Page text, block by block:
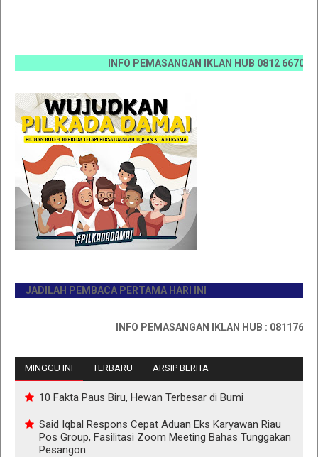
INFO PEMASANGAN IKLAN HUB 0812 6670
JADILAH PEMBACA PERTAMA HARI INI
INFO PEMASANGAN IKLAN HUB : 0811767335
MINGGU INI TERBARU ARSIP BERITA
10 Fakta Paus Biru, Hewan Terbesar di Bumi
Said Iqbal Respons Cepat Aduan Eks Karyawan Riau
Pos Group, Fasilitasi Zoom Meeting Bahas Tunggakan
Pesangon